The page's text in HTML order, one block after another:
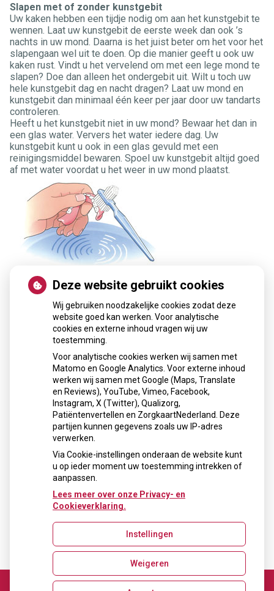
Slapen met of zonder kunstgebit
Uw kaken hebben een tijdje nodig om aan het kunstgebit te
wennen. Laat uw kunstgebit de eerste week dan ook ’s
nachts in uw mond. Daarna is het juist beter om het voor het
slapengaan wel uit te doen. Op die manier geeft u ook uw
kaken rust. Vindt u het vervelend om met een lege mond te
slapen? Doe dan alleen het ondergebit uit. Wilt u toch uw
hele kunstgebit dag en nacht dragen? Laat uw mond en
kunstgebit dan minimaal één keer per jaar door uw tandarts
controleren.
Heeft u het kunstgebit niet in uw mond? Bewaar het dan in
een glas water. Ververs het water iedere dag. Uw
kunstgebit kunt u ook in een glas gevuld met een
reinigingsmiddel bewaren. Spoel uw kunstgebit altijd goed
af met water voordat u het weer in uw mond plaatst.
« Terug naar het overzicht
Openingstijden
Maandag: 10:00 - 19:00
Dinsdag: 09:00 - 18:00
Donderdag: Op afspraak
Vrijdag: 09:00 - 18:00
Nieuws
Fabels en feiten over mondverzorgingsproducten
Uw Zorg Online|Beheer
Deze website gebruikt cookies
Wij gebruiken noodzakelijke cookies zodat deze
website goed kan werken. Voor analytische
cookies en externe inhoud vragen wij uw
toestemming.
Voor analytische cookies werken wij samen met
Matomo en Google Analytics. Voor externe inhoud
werken wij samen met Google (Maps, Translate
en Reviews), YouTube, Vimeo, Facebook,
Instagram, X (Twitter), Qualizorg,
Patiëntenvertellen en ZorgkaartNederland. Deze
partijen kunnen gegevens zoals uw IP-adres
verwerken.
Via Cookie-instellingen onderaan de website kunt
u op ieder moment uw toestemming intrekken of
aanpassen.
Lees meer over onze Privacy- en
Cookieverklaring.
Instellingen
Weigeren